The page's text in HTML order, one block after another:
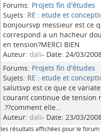
Forums: Projets fin d'études
Sujets: RE : etude et
bonjoursvp messieur est ce
correspond a un hacheur
en tension?MERCI BIEN
Auteur: dali- Date: 24/03/
Forums: Projets fin d'études
Sujets: RE : etude et
salutsvp est ce que ce
courant continue de tension
.??comment elle...
Auteur: dali- Date: 23/03/
les résultats affichées pour le